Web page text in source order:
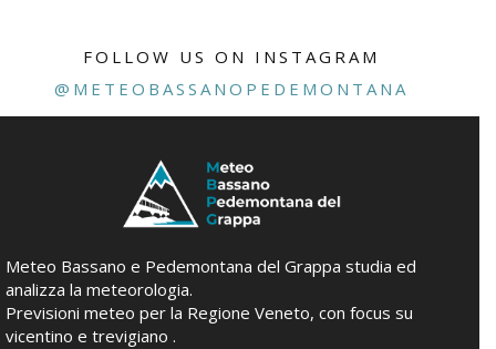
FOLLOW US ON INSTAGRAM
@METEOBASSANOPEDEMONTANA
Meteo Bassano e Pedemontana del Grappa studia ed
analizza la meteorologia.
Previsioni meteo per la Regione Veneto, con focus su
vicentino e trevigiano .